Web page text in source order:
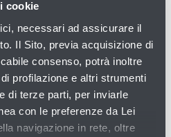
cookie
necessari ad assicurare il
Il Sito, previa acquisizione di
consenso, potrà inoltre
profilazione e altri strumenti
di terze parti, per inviarle
con le preferenze da Lei
navigazione in rete, oltre
in aeroporto?
le domande